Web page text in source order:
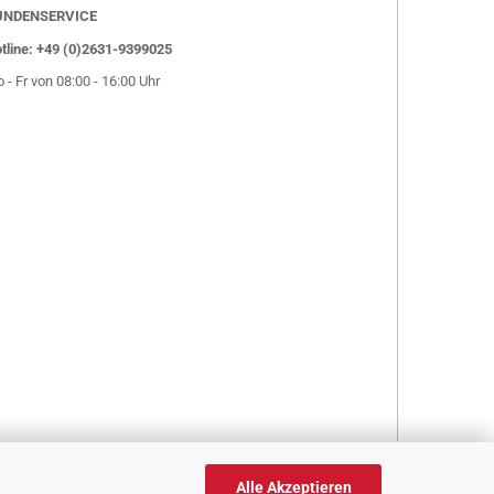
Alle Akzeptieren
+49 (0)2631-9399025
- Fr von 08:00 - 16:00 Uhr